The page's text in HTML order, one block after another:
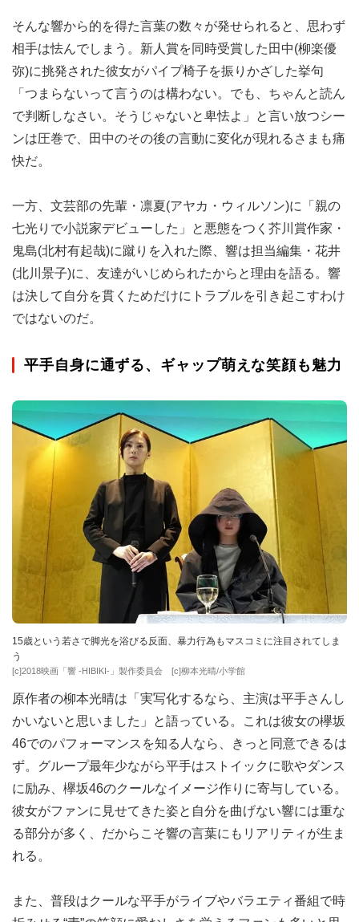
そんな響から的を得た言葉の数々が発せられると、思わず
相手は怯んでしまう。新人賞を同時受賞した田中(柳楽優
弥)に挑発された彼女がパイプ椅子を振りかざした挙句
「つまらないって言うのは構わない。でも、ちゃんと読ん
で判断しなさい。そうじゃないと卑怯よ」と言い放つシー
ンは圧巻で、田中のその後の言動に変化が現れるさまも痛
快だ。
一方、文芸部の先輩・凛夏(アヤカ・ウィルソン)に「親の
七光りで小説家デビューした」と悪態をつく芥川賞作家・
鬼島(北村有起哉)に蹴りを入れた際、響は担当編集・花井
(北川景子)に、友達がいじめられたからと理由を語る。響
は決して自分を貫くためだけにトラブルを引き起こすわけ
ではないのだ。
平手自身に通ずる、ギャップ萌えな笑顔も魅力
15歳という若さで脚光を浴びる反面、暴力行為もマスコミに注目されてしま
う
[c]2018映画「響 -HIBIKI-」製作委員会 [c]柳本光晴/小学館
原作者の柳本光晴は「実写化するなら、主演は平手さんし
かいないと思いました」と語っている。これは彼女の欅坂
46でのパフォーマンスを知る人なら、きっと同意できるは
ず。グループ最年少ながら平手はストイックに歌やダンス
に励み、欅坂46のクールなイメージ作りに寄与している。
彼女がファンに見せてきた姿と自分を曲げない響には重な
る部分が多く、だからこそ響の言葉にもリアリティが生ま
れる。
また、普段はクールな平手がライブやバラエティ番組で時